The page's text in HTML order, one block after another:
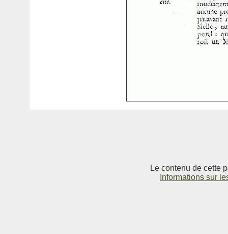
Le contenu de cette
Informations sur